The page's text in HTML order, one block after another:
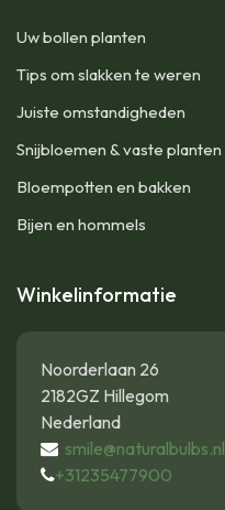
Uw bollen planten
Tips om slakken te weren
Juiste omstandigheden
Snijbloemen & vaste planten
Bloempotten en bakken
Bijen en hommels
Winkelinformatie
Noorderlaan 26
2182GZ Hillegom
Nederland
smile@naturalbulbs.nl
+31235477900